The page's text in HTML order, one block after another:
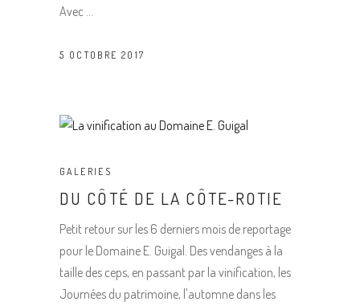
Avec
5 OCTOBRE 2017
GALERIES
DU CÔTÉ DE LA CÔTE-ROTIE
Petit retour sur les 6 derniers mois de reportage
pour le Domaine E. Guigal. Des vendanges à la
taille des ceps, en passant par la vinification, les
Journées du patrimoine, l'automne dans les